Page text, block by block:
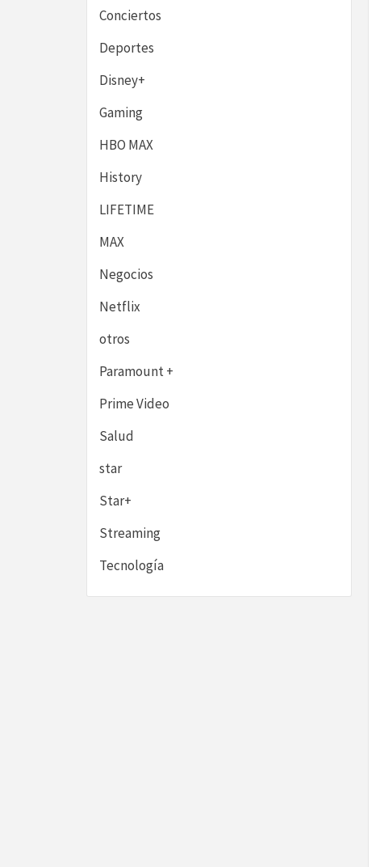
Conciertos
Deportes
Disney+
Gaming
HBO MAX
History
LIFETIME
MAX
Negocios
Netflix
otros
Paramount +
Prime Video
Salud
star
Star+
Streaming
Tecnología